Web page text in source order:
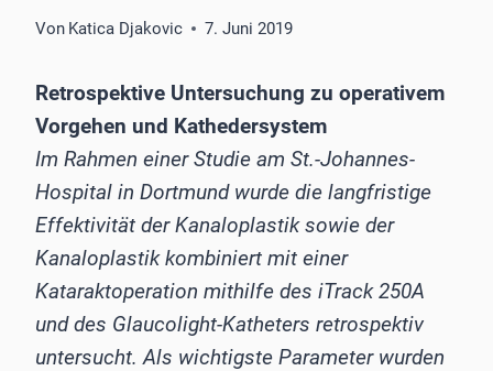
Von Katica Djakovic 7. Juni 2019
Retrospektive Untersuchung zu operativem
Vorgehen und Kathedersystem
Im Rahmen einer Studie am St.-Johannes-
Hospital in Dortmund wurde die langfristige
Effektivität der ­Kanaloplastik sowie der
Kanaloplastik kombiniert mit einer
Kataraktoperation mithilfe des iTrack 250A
und des Glaucolight-Katheters retrospektiv
untersucht. Als wichtigste Parameter wurden